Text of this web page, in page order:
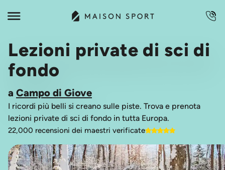
Lezioni private di sci di
fondo
a Campo di Giove
I ricordi più belli si creano sulle piste. Trova e prenota
lezioni private di sci di fondo in tutta Europa.
22,000 recensioni dei maestri verificate